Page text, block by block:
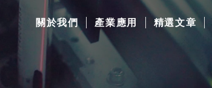
關於我們 產業應用 精選文章